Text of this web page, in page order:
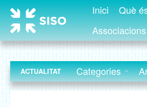
Inici Què
Associacions
ACTUALITAT Categories